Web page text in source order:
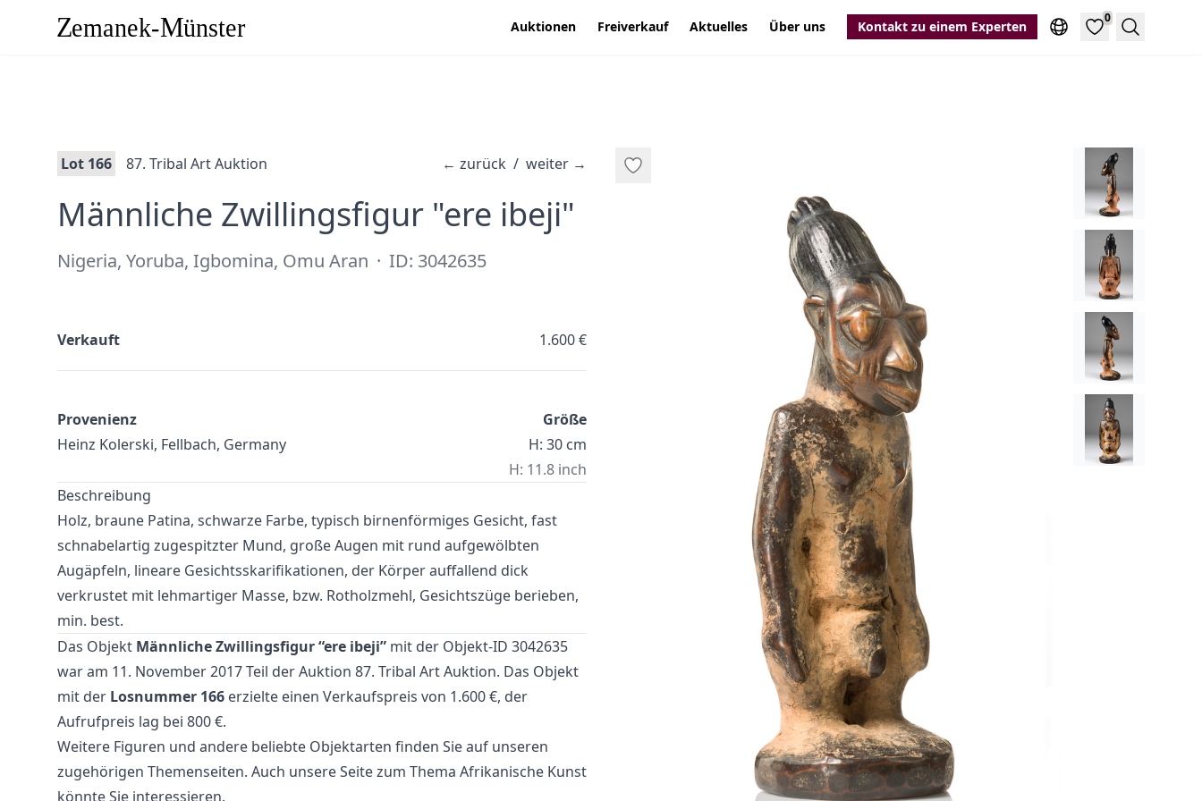
Auktionen Freiverkauf Aktuelles Über uns Kontakt zu einem Experten
0
Suche
← zurück / weiter →
Lot 166 87. Tribal Art Auktion
Männliche Zwillingsfigur "ere ibeji"
Nigeria, Yoruba, Igbomina, Omu Aran · ID: 3042635
Verkauft 1.600 €
Provenienz
Heinz Kolerski, Fellbach, Germany
Größe
H: 30 cm
H: 11.8 inch
Beschreibung
Holz, braune Patina, schwarze Farbe, typisch birnenförmiges Gesicht, fast
schnabelartig zugespitzter Mund, große Augen mit rund aufgewölbten
Augäpfeln, lineare Gesichtsskarifikationen, der Körper auffallend dick
verkrustet mit lehmartiger Masse, bzw. Rotholzmehl, Gesichtszüge berieben,
min. best.
Das Objekt Männliche Zwillingsfigur “ere ibeji” mit der Objekt-ID 3042635
war am 11. November 2017 Teil der Auktion 87. Tribal Art Auktion. Das Objekt
mit der Losnummer 166 erzielte einen Verkaufspreis von 1.600 €, der
Aufrufpreis lag bei 800 €.
Weitere Figuren und andere beliebte Objektarten finden Sie auf unseren
zugehörigen Themenseiten. Auch unsere Seite zum Thema Afrikanische Kunst
könnte Sie interessieren.